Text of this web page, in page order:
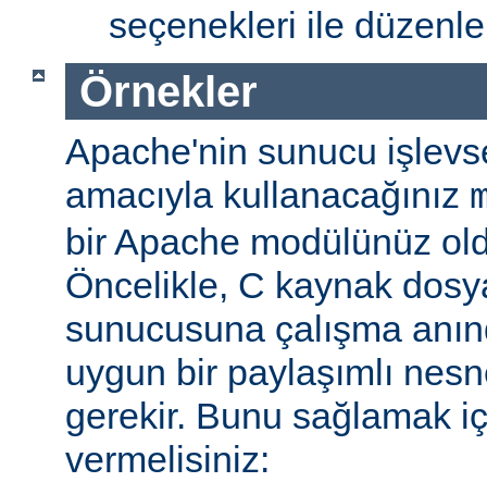
seçenekleri ile
Örnekler
Apache'nin sunucu
amacıyla kullanacağınız
bir Apache modülünüz
Öncelikle, C kaynak
sunucusuna çalışma
uygun bir paylaşımlı
gerekir. Bunu sağlamak
vermelisiniz: